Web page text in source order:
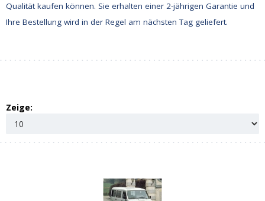
Qualität kaufen können. Sie erhalten einer 2-jährigen Garantie und
Ihre Bestellung wird in der Regel am nächsten Tag geliefert.
Zeige: